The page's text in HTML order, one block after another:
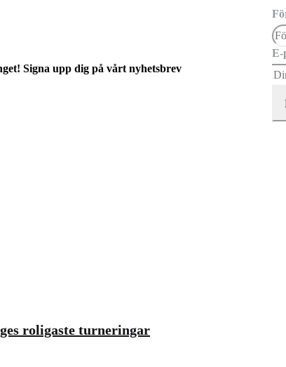
Signa upp dig på vårt nyhetsbrev
E-
roligaste turneringar